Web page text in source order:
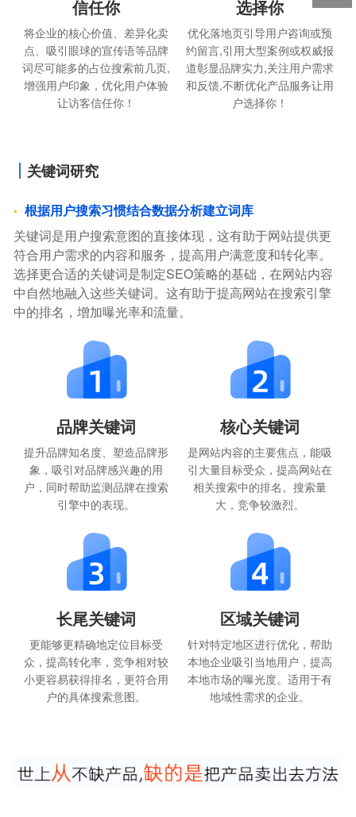
信任你
将企业的核心价值、差异化卖
点、吸引眼球的宣传语等品牌
词尽可能多的占位搜索前几页,
增强用户印象，优化用户体验
让访客信任你！
选择你
优化落地页引导用户咨询或预
约留言,引用大型案例或权威报
道彰显品牌实力,关注用户需求
和反馈,不断优化产品服务让用
户选择你！
关键词研究
根据用户搜索习惯结合数据分析建立词库
关键词是用户搜索意图的直接体现，这有助于网站提供更
符合用户需求的内容和服务，提高用户满意度和转化率。
选择更合适的关键词是制定SEO策略的基础，在网站内容
中自然地融入这些关键词。这有助于提高网站在搜索引擎
中的排名，增加曝光率和流量。
品牌关键词
提升品牌知名度、塑造品牌形
象，吸引对品牌感兴趣的用
户，同时帮助监测品牌在搜索
引擎中的表现。
核心关键词
是网站内容的主要焦点，能吸
引大量目标受众，提高网站在
相关搜索中的排名。搜索量
大，竞争较激烈。
长尾关键词
更能够更精确地定位目标受
众，提高转化率，竞争相对较
小更容易获得排名，更符合用
户的具体搜索意图。
区域关键词
针对特定地区进行优化，帮助
本地企业吸引当地用户，提高
本地市场的曝光度。适用于有
地域性需求的企业。